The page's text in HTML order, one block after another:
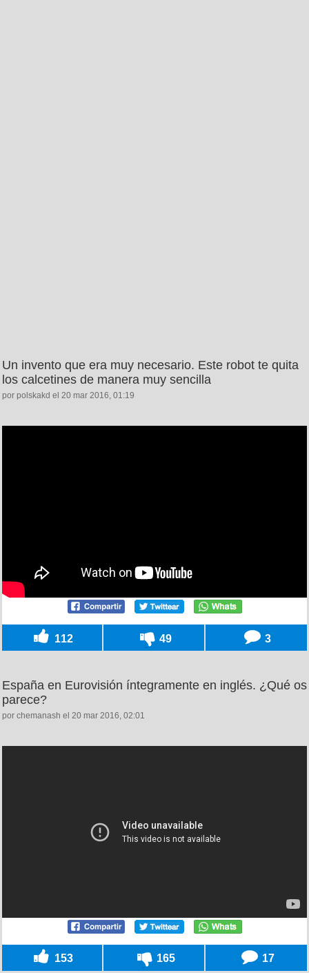
Un invento que era muy necesario. Este robot te quita
los calcetines de manera muy sencilla
por polskakd el 20 mar 2016, 01:19
112 49 3
España en Eurovisión íntegramente en inglés. ¿Qué os
parece?
por chemanash el 20 mar 2016, 02:01
153 165 17